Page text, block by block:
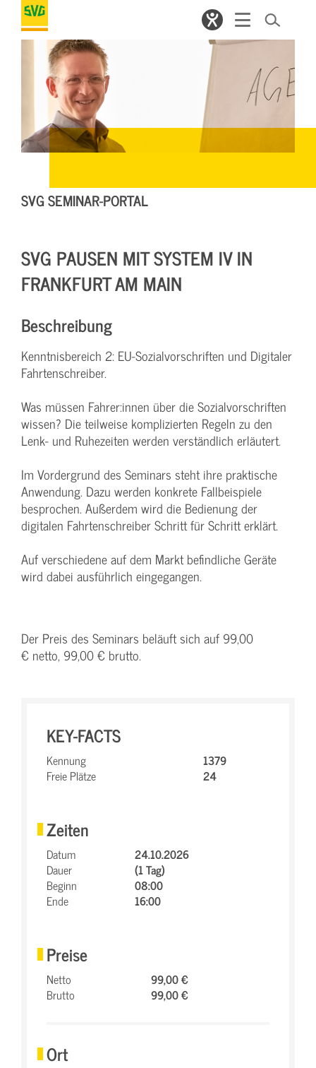
SVG SEMINAR-PORTAL
SVG PAUSEN MIT SYSTEM IV IN
FRANKFURT AM MAIN
Beschreibung
Kenntnisbereich 2: EU-Sozialvorschriften und Digitaler
Fahrtenschreiber.
Was müssen Fahrer:innen über die Sozialvorschriften
wissen? Die teilweise komplizierten Regeln zu den
Lenk- und Ruhezeiten werden verständlich erläutert.
Im Vordergrund des Seminars steht ihre praktische
Anwendung. Dazu werden konkrete Fallbeispiele
besprochen. Außerdem wird die Bedienung der
digitalen Fahrtenschreiber Schritt für Schritt erklärt.
Auf verschiedene auf dem Markt befindliche Geräte
wird dabei ausführlich eingegangen.
Der Preis des Seminars beläuft sich auf 99,00
€ netto, 99,00 € brutto.
KEY-FACTS
Kennung
1379
Freie Plätze
24
Zeiten
Datum
24.10.2026
Dauer
(1 Tag)
Beginn
08:00
Ende
16:00
Preise
Netto
99,00 €
Brutto
99,00 €
Ort